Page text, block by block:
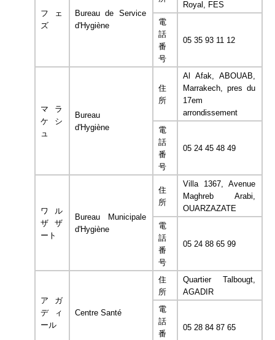
フェ
ズ
Bureau de Service
d'Hygiène
Royal, FES
電
話
番
号
05 35 93 11 12
マラ
ケシ
ュ
Bureau
d'Hygiène
住
所
Al Afak, ABOUAB,
Marrakech, pres du
17em
arrondissement
電
話
番
号
05 24 45 48 49
ワル
ザザ
ート
Bureau Municipale
d'Hygiène
住
所
Villa 1367, Avenue
Maghreb Arabi,
OUARZAZATE
電
話
番
号
05 24 88 65 99
アガ
ディ
ール
Centre Santé
住
所
Quartier Talbougt,
AGADIR
電
話
番
05 28 84 87 65